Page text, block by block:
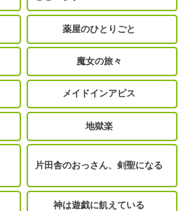
薬屋のひとりごと
魔女の旅々
メイドインアビス
地獄楽
片田舎のおっさん、剣聖になる
神は遊戯に飢えている